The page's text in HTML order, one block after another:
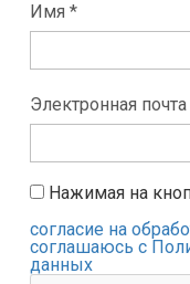
Имя *
Электронная
Нажимая на
согласие на
соглашаюсь с
данных